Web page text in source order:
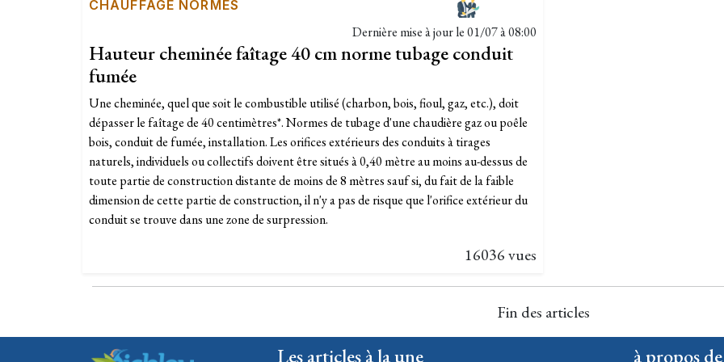
CHAUFFAGE NORMES
Dernière mise à jour le01/07 à 08:00
Hauteur cheminée faîtage 40 cm norme tubage conduit
fumée
Une cheminée, quel que soit le combustible utilisé (charbon, bois, fioul, gaz, etc.), doit
dépasser le faîtage de 40 centimètres*. Normes de tubage d'une chaudière gaz ou poêle
bois, conduit de fumée, installation. Les orifices extérieurs des conduits à tirages
naturels, individuels ou collectifs doivent être situés à 0,40 mètre au moins au-dessus de
toute partie de construction distante de moins de 8 mètres sauf si, du fait de la faible
dimension de cette partie de construction, il n'y a pas de risque que l'orifice extérieur du
conduit se trouve dans une zone de surpression.
16036 vues
Fin des articles
Les articles à la une à propos